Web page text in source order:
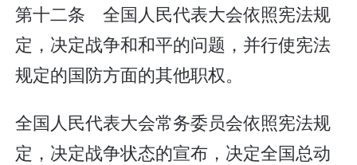
第十二条 全国人民代表大会依照宪法规
定，决定战争和和平的问题，并行使宪法
规定的国防方面的其他职权。
全国人民代表大会常务委员会依照宪法规
定，决定战争状态的宣布，决定全国总动